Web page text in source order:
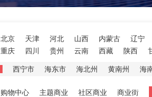
北京 天津 河北 山西 内蒙古
辽宁
重庆 四川 贵州 云南 西藏 陕西
西宁市 海东市 海北州 黄南州 海
购物中心 主题商业 社区商业 商业街